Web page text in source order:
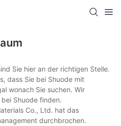
Sie hier an der richtigen Stelle.
dass Sie bei Shuode mit
wonach Sie suchen. Wir
Shuode finden.
Co., Ltd. hat das
durchbrochen.